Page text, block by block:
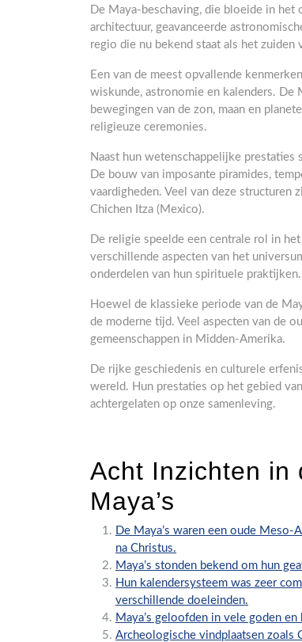
De Maya-beschaving, die bloeide in
architectuur, geavanceerde
regio die nu bekend staat als het zuiden
Een van de meest opvallende
wiskunde, astronomie en kalenders. De
bewegingen van de zon, maan en
religieuze ceremonies.
Naast hun wetenschappelijke prestaties
De bouw van imposante piramides,
vaardigheden. Veel van deze structuren
Chichen Itza (Mexico).
De religie speelde een centrale rol in
verschillende aspecten van het
onderdelen van hun spirituele praktijken.
Hoewel de klassieke periode van de
de moderne tijd. Veel aspecten van de
gemeenschappen in Midden-Amerika.
De rijke geschiedenis en culturele
wereld. Hun prestaties op het gebied
achtergelaten op onze samenleving.
Acht Inzichten in
Maya’s
De Maya’s waren een oude
na Christus.
Maya’s stonden bekend om hun
Hun kalendersysteem was zeer
verschillende doeleinden.
Maya’s geloofden in vele goden
Archeologische vindplaatsen zoals